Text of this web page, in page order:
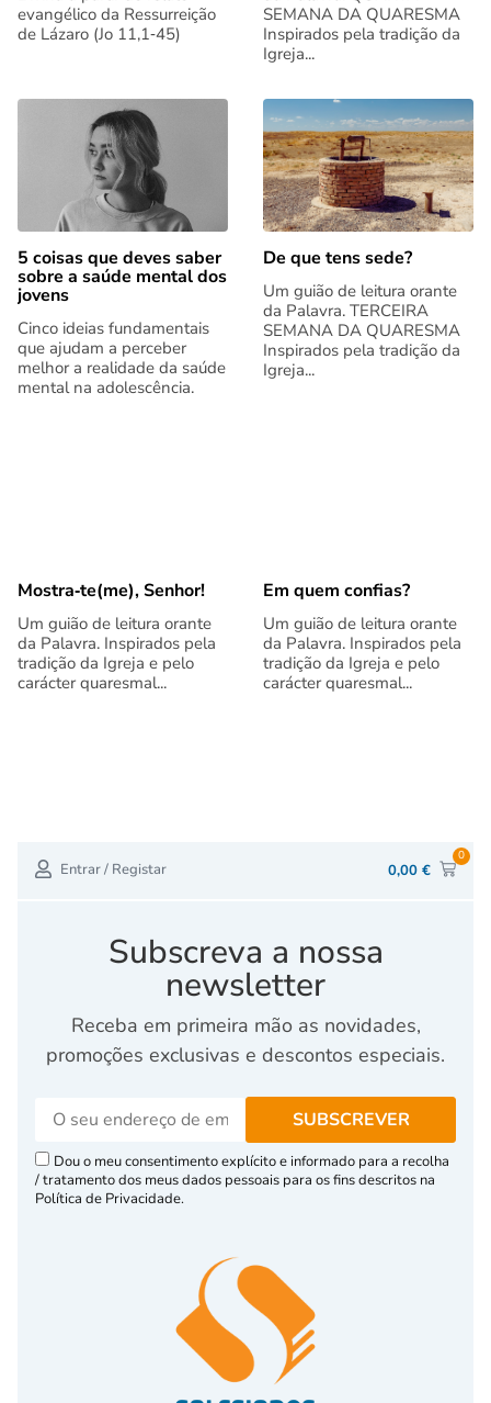
evangélico da Ressurreição
de Lázaro (Jo 11,1‑45)
SEMANA DA QUARESMA
Inspirados pela tradição da
Igreja...
5 coisas que deves saber
sobre a saúde mental dos
jovens
Cinco ideias fundamentais
que ajudam a perceber
melhor a realidade da saúde
mental na adolescência.
De que tens sede?
Um guião de leitura orante
da Palavra. TERCEIRA
SEMANA DA QUARESMA
Inspirados pela tradição da
Igreja...
Mostra‑te(me), Senhor!
Um guião de leitura orante
da Palavra. Inspirados pela
tradição da Igreja e pelo
carácter quaresmal...
Em quem confias?
Um guião de leitura orante
da Palavra. Inspirados pela
tradição da Igreja e pelo
carácter quaresmal...
Entrar / Registar 0,00 €
0
Subscreva a nossa
newsletter
Receba em primeira mão as novidades,
promoções exclusivas e descontos especiais.
Dou o meu consentimento explícito e informado para a recolha
/ tratamento dos meus dados pessoais para os fins descritos na
Política de Privacidade.